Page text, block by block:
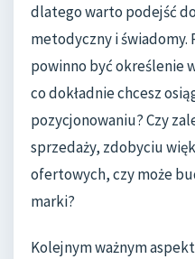
dlatego warto podejść
metodyczny i
powinno być określenie
co dokładnie chcesz
pozycjonowaniu? Czy
sprzedaży, zdobyciu
ofertowych, czy może
marki?
Kolejnym ważnym